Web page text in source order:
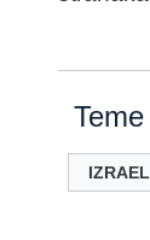
Teme
IZRAEL